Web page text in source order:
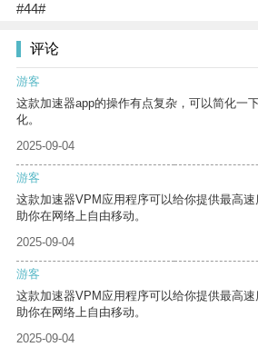
#44#
评论
游客
这款加速器app的操作有点复杂，可以简化一
化。
2025-09-04
游客
这款加速器VPM应用程序可以给你提供最高
助你在网络上自由移动。
2025-09-04
游客
这款加速器VPM应用程序可以给你提供最高
助你在网络上自由移动。
2025-09-04